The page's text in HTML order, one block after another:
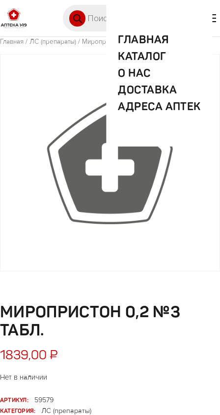
ГЛАВНАЯ
КАТАЛОГ
О НАС
ДОСТАВКА
АДРЕСА АПТЕК
Главная / ЛС (препараты) / Миропристон 0,2 №3 табл.
МИРОПРИСТОН 0,2 №3
ТАБЛ.
1839,00 ₽
Нет в наличии
АРТИКУЛ:
59579
КАТЕГОРИЯ:
ЛС (препараты)